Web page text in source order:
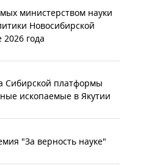
министерством науки
Новосибирской
2026 года
Сибирской платформы
ископаемые в Якутии
"За верность науке"